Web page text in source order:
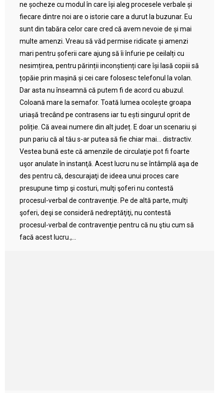
ne șocheze cu modul în care își aleg procesele verbale și
fiecare dintre noi are o istorie care a durut la buzunar. Eu
sunt din tabăra celor care cred că avem nevoie de și mai
multe amenzi. Vreau să văd permise ridicate și amenzi
mari pentru șoferii care ajung să îi înfurie pe ceilalți cu
nesimțirea, pentru părinții inconștienți care își lasă copiii să
țopăie prin mașină și cei care folosesc telefonul la volan.
Dar asta nu înseamnă că putem fi de acord cu abuzul.
Coloană mare la semafor. Toată lumea ocolește groapa
uriașă trecând pe contrasens iar tu ești singurul oprit de
poliție. Că aveai numere din alt județ. E doar un scenariu și
pun pariu că al tău s-ar putea să fie chiar mai… distractiv.
Vestea bună este că amenzile de circulaţie pot fi foarte
uşor anulate în instanţă. Acest lucru nu se întâmplă aşa de
des pentru că, descurajaţi de ideea unui proces care
presupune timp şi costuri, mulţi şoferi nu contestă
procesul-verbal de contravenţie. Pe de altă parte, mulţi
şoferi, deşi se consideră nedreptăţiţi, nu contestă
procesul-verbal de contravenţie pentru că nu ştiu cum să
facă acest lucru.,...